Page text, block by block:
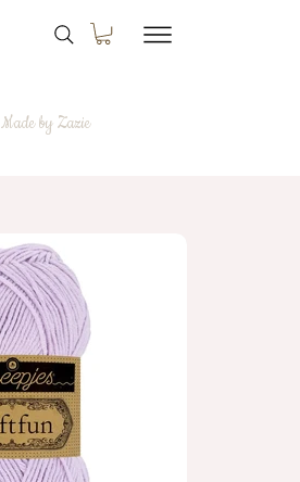
Made by Zazie